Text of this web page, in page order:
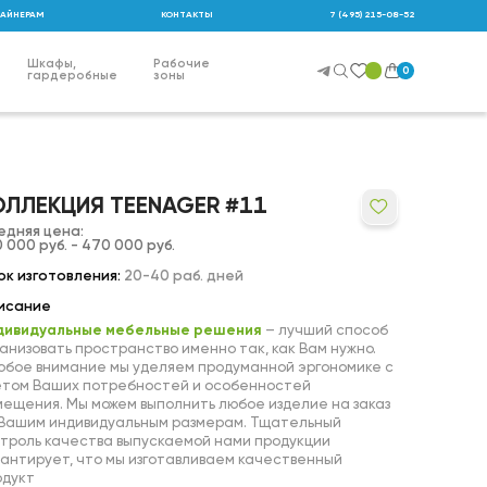
КОНТАКТЫ 7 (495) 215-08-52
Шкафы,
гардеробные
Рабочие
зоны
0
TEENAGER #11
цена:
000 руб. - 470 000 руб.
изготовления: 20-40 раб. дней
мебельные решения – лучший способ
пространство именно так, как Вам нужно.
внимание мы уделяем продуманной эргономике с
Ваших потребностей и особенностей
Мы можем выполнить любое изделие на заказ
индивидуальным размерам. Тщательный
качества выпускаемой нами продукции
что мы изготавливаем качественный